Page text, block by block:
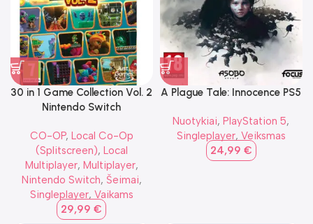
30 in 1 Game Collection Vol. 2
Nintendo Switch
CO-OP, Local Co-Op
(Splitscreen), Local
Multiplayer, Multiplayer,
Nintendo Switch, Šeimai,
Singleplayer, Vaikams
29,99€
A Plague Tale: Innocence PS5
Nuotykiai,PlayStation 5,
Singleplayer, Veiksmas
24,99 €